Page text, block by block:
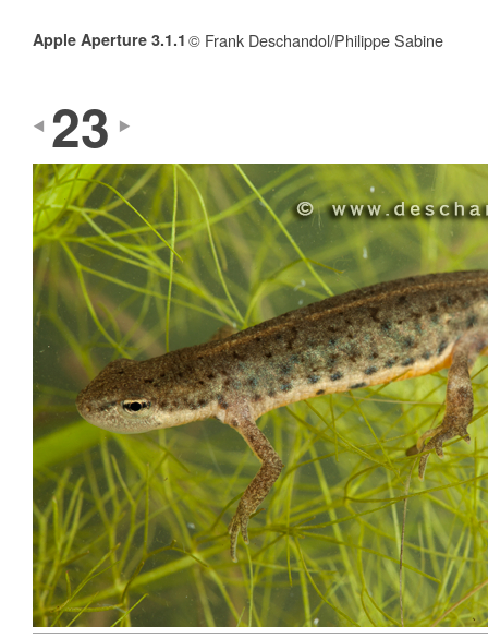
Apple Aperture 3.1.1 © Frank Deschandol/Philippe Sabine
23